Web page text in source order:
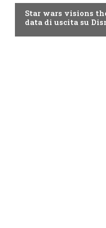
Star wars visions
data di uscita su